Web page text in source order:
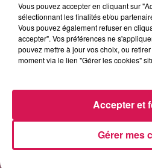
Un
Vous pouvez accepter en cliquant sur
sélectionnant les finalités et/ou
Vous pouvez également refuser en
accepter". Vos préférences ne
pouvez mettre à jour vos choix, ou
moment via le lien "Gérer les cookies"
Gérer mes
Accepter et